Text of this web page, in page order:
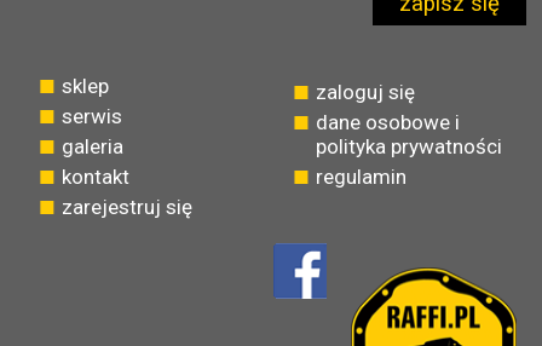
sklep
serwis
galeria
kontakt
zarejestruj się
zaloguj się
dane osobowe i
polityka prywatności
regulamin